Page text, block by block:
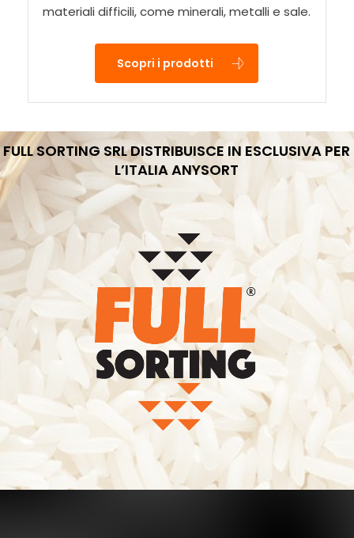
materiali difficili, come minerali, metalli e sale.
Scopri i prodotti
FULL SORTING SRL DISTRIBUISCE IN ESCLUSIVA PER
L’ITALIA ANYSORT